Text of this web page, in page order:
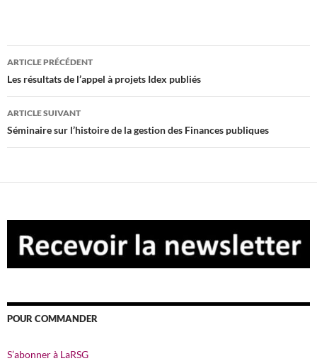
Navigation
des
articles
ARTICLE PRÉCÉDENT
Les résultats de l’appel à projets Idex publiés
ARTICLE SUIVANT
Séminaire sur l’histoire de la gestion des Finances publiques
POUR COMMANDER
S’abonner à LaRSG